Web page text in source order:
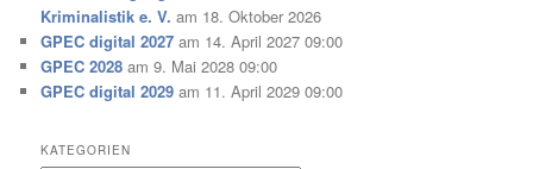
Kriminalistik e. V. am 18. Oktober 2026
GPEC digital 2027 am 14. April 2027 09:00
GPEC 2028 am 9. Mai 2028 09:00
GPEC digital 2029 am 11. April 2029 09:00
KATEGORIEN